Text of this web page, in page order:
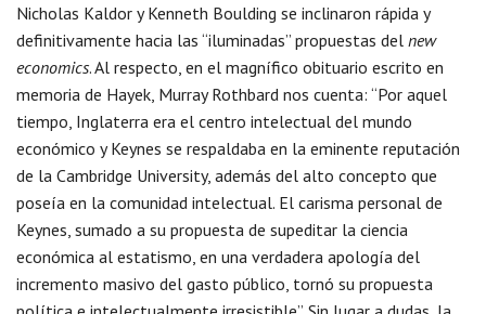
Nicholas Kaldor y Kenneth Boulding se inclinaron rápida y
definitivamente hacia las “iluminadas” propuestas del new
economics. Al respecto, en el magnífico obituario escrito en
memoria de Hayek, Murray Rothbard nos cuenta: “Por aquel
tiempo, Inglaterra era el centro intelectual del mundo
económico y Keynes se respaldaba en la eminente reputación
de la Cambridge University, además del alto concepto que
poseía en la comunidad intelectual. El carisma personal de
Keynes, sumado a su propuesta de supeditar la ciencia
económica al estatismo, en una verdadera apología del
incremento masivo del gasto público, tornó su propuesta